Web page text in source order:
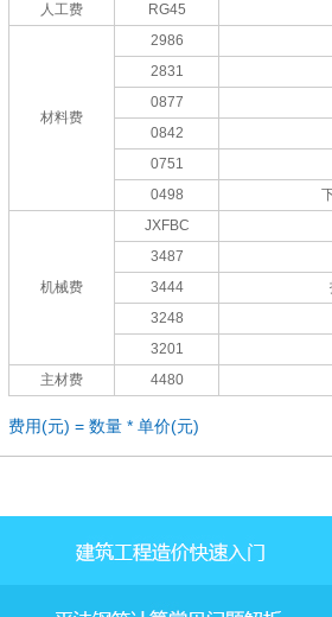
人工费 RG45
材料费
2986
2831
0877
0842
0751
0498
机械费
JXFBC
3487
3444
3248
3201
主材费
4480
费用(元) = 数量 * 单价(元)